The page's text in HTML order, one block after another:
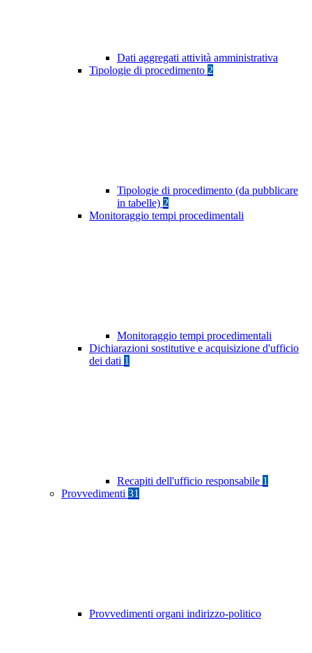
Dati aggregati attività amministrativa
Tipologie di procedimento 2
Tipologie di procedimento (da pubblicare
in tabelle) 2
Monitoraggio tempi procedimentali
Monitoraggio tempi procedimentali
Dichiarazioni sostitutive e acquisizione d'ufficio
dei dati 1
Recapiti dell'ufficio responsabile 1
Provvedimenti 31
Provvedimenti organi indirizzo-politico